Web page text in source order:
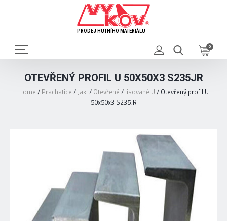
PRODEJ HUTNÍHO MATERIÁLU
0
OTEVŘENÝ PROFIL U 50X50X3 S235JR
Home / Prachatice /Jakl / Otevřené / lisované U / Otevřený profil U
50x50x3 S235JR